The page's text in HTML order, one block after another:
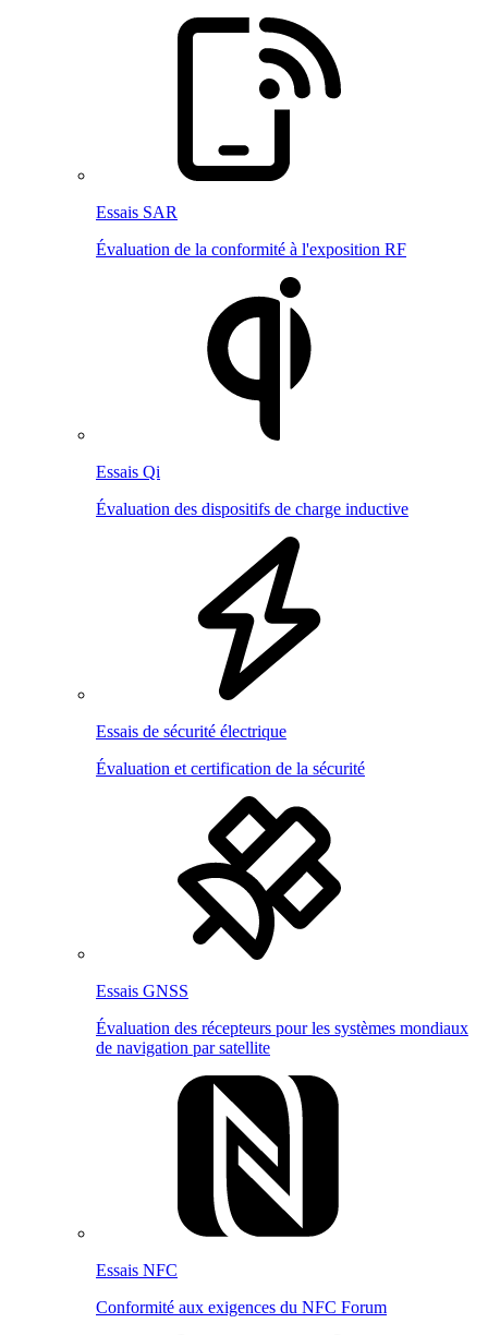
Essais SAR
Évaluation de la conformité à l'exposition RF
Essais Qi
Évaluation des dispositifs de charge inductive
Essais de sécurité électrique
Évaluation et certification de la sécurité
Essais GNSS
Évaluation des récepteurs pour les systèmes mondiaux
de navigation par satellite
Essais NFC
Conformité aux exigences du NFC Forum